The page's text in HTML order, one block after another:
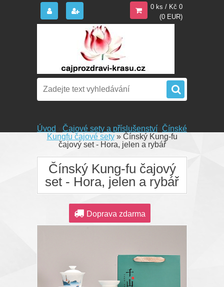
0 ks / Kč 0
(0 EUR)
Úvod Čajové sety a příslušenství Čínské
Kungfu čajové sety » Čínský Kung-fu
čajový set - Hora, jelen a rybář
Čínský Kung-fu čajový
set - Hora, jelen a rybář
Doprava zdarma